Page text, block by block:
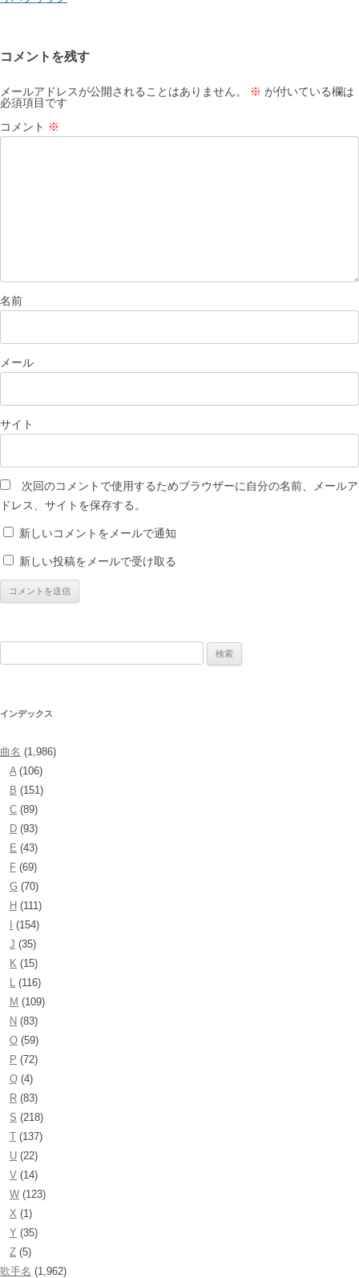
シ
ョ
ン
コメントを残す
メールアドレスが公開されることはありません。 ※ が付いている欄は
必須項目です
コメント ※
名前
メール
サイト
次回のコメントで使用するためブラウザーに自分の名前、メールア
ドレス、サイトを保存する。
新しいコメントをメールで通知
新しい投稿をメールで受け取る
インデックス
曲名 (1,986)
A(106)
B (151)
C (89)
D (93)
E (43)
F (69)
G (70)
H (111)
(154)
J (35)
K (15)
L (116)
M (109)
N (83)
O (59)
P (72)
Q (4)
R (83)
S (218)
T (137)
U (22)
V (14)
W (123)
X (1)
Y (35)
Z (5)
歌手名 (1,962)